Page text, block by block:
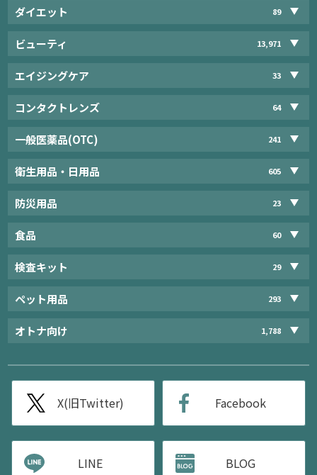
ダイエット 89
ビューティ 13,971
エイジングケア 33
コンタクトレンズ 64
一般医薬品(OTC) 241
衛生用品・日用品 605
防災用品 23
食品 60
検査キット 29
ペット用品 293
オトナ向け 1,788
X(旧Twitter) Facebook
LINE BLOG